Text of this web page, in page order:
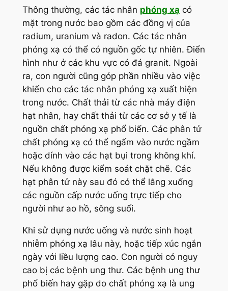
Thông thường, các tác nhân phóng xạ có
mặt trong nước bao gồm các đồng vị của
radium, uranium và radon. Các tác nhân
phóng xạ có thể có nguồn gốc tự nhiên. Điển
hình như ở các khu vực có đá granit. Ngoài
ra, con người cũng góp phần nhiều vào việc
khiến cho các tác nhân phóng xạ xuất hiện
trong nước. Chất thải từ các nhà máy điện
hạt nhân, hay chất thải từ các cơ sở y tế là
nguồn chất phóng xạ phổ biến. Các phân tử
chất phóng xạ có thể ngấm vào nước ngầm
hoặc dính vào các hạt bụi trong không khí.
Nếu không được kiểm soát chặt chẽ. Các
hạt phân tử này sau đó có thể lắng xuống
các nguồn cấp nước uống trực tiếp cho
người như ao hồ, sông suối.
Khi sử dụng nước uống và nước sinh hoạt
nhiễm phóng xạ lâu này, hoặc tiếp xúc ngắn
ngày với liều lượng cao. Con người có nguy
cao bị các bệnh ung thư. Các bệnh ung thư
phổ biến hay gặp do chất phóng xạ là ung